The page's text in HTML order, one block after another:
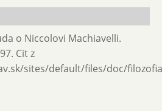
o Niccolovi Machiavelli.
Cit z
sites/default/files/doc/